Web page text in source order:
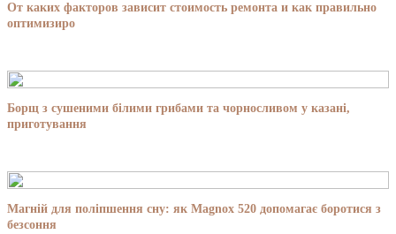
От каких факторов зависит стоимость ремонта и как правильно
оптимизиро
Борщ з сушеними білими грибами та чорносливом у казані,
приготування
Магній для поліпшення сну: як Magnox 520 допомагає боротися з
безсоння